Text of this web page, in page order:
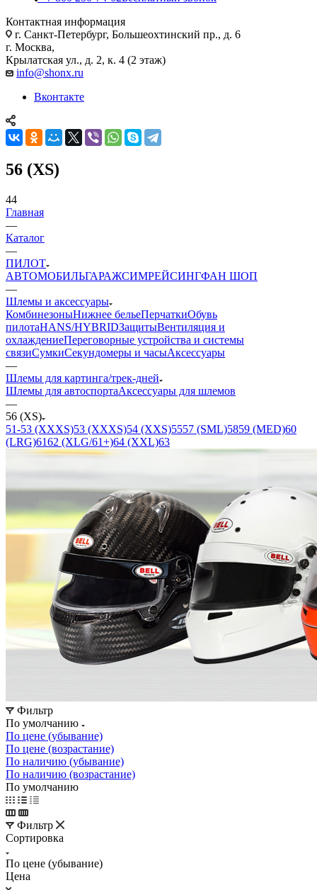
Контактная информация
г. Санкт-Петербург, Большеохтинский пр., д. 6
г. Москва,
Крылатская ул., д. 2, к. 4 (2 этаж)
info@shonx.ru
Вконтакте
56 (XS)
44
Главная
—
Каталог
—
ПИЛОТ
АВТОМОБИЛЬГАРАЖСИМРЕЙСИНГФАН ШОП
—
Шлемы и аксессуары
КомбинезоныНижнее бельеПерчаткиОбувь
пилотаHANS/HYBRIDЗащитыВентиляция и
охлаждениеПереговорные устройства и системы
связиСумкиСекундомеры и часыАксессуары
—
Шлемы для картинга/трек-дней
Шлемы для автоспортаАксессуары для шлемов
—
56 (XS)
51-53 (XXXS)53 (XXXS)54 (XXS)5557 (SML)5859 (MED)60
(LRG)6162 (XLG/61+)64 (XXL)63
Фильтр
По умолчанию
По цене (убывание)
По цене (возрастание)
По наличию (убывание)
По наличию (возрастание)
По умолчанию
Фильтр
Сортировка
По цене (убывание)
Цена